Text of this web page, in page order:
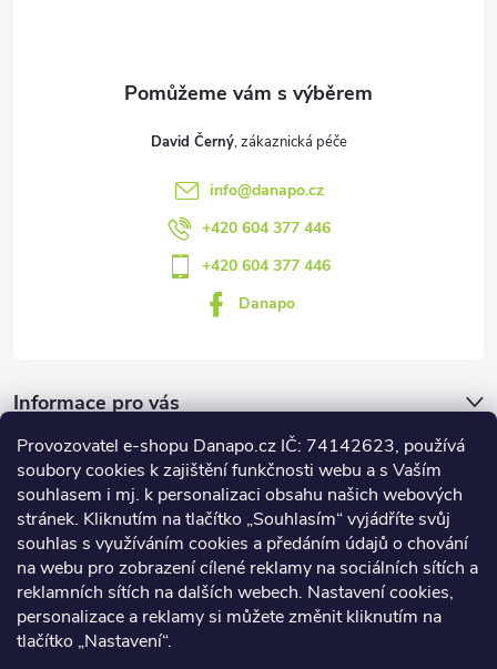
Provozovatel e-shopu Danapo.cz IČ: 74142623, používá
soubory cookies k zajištění funkčnosti webu a s Vaším
souhlasem i mj. k personalizaci obsahu našich webových
stránek. Kliknutím na tlačítko „Souhlasím“ vyjádříte svůj
souhlas s využíváním cookies a předáním údajů o chování
na webu pro zobrazení cílené reklamy na sociálních sítích a
reklamních sítích na dalších webech. Nastavení cookies,
personalizace a reklamy si můžete změnit kliknutím na
tlačítko „Nastavení“.
David Černý
info@danapo.cz
+420 604 377 446
+420 604 377 446
Danapo
Informace pro vás
Dotazník
Co upřednosťnujete?
Počet hlasů:437
Facebook